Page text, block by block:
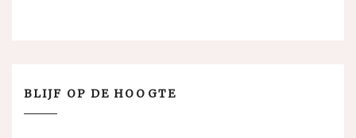
BLIJF OP DE HOOGTE